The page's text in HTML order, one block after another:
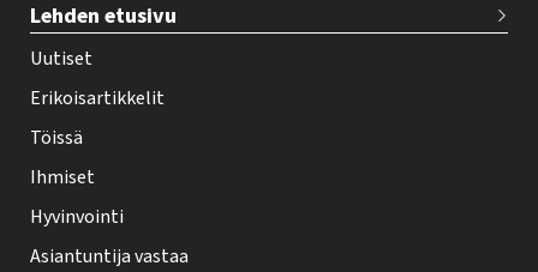
e
h
y
-
e
h
t
Lehden etusivu
Uutiset
Erikoisartikkelit
Töissä
Ihmiset
Hyvinvointi
Asiantuntija vastaa